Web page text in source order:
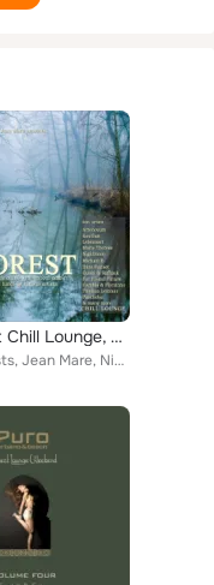
The Forest Chill Lounge, Vol. 3
Various Artists, Jean Mare, Nightzoom, Ibiza Sunset, Raffunk, Artenovum, Thomas Lemmer, Lebensart, Mare et Monti, Ambitus, Ingo ...